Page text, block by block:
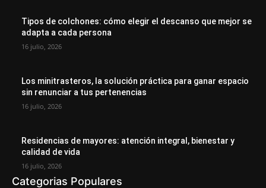
Tipos de colchones: cómo elegir el descanso que mejor se
adapta a cada persona
16 julio, 2026
Los minitrasteros, la solución práctica para ganar espacio
sin renunciar a tus pertenencias
16 julio, 2026
Residencias de mayores: atención integral, bienestar y
calidad de vida
16 julio, 2026
Categorias Populares